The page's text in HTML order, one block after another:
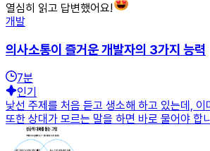
열심히 읽고 답변했어요!
개발
의사소통이 즐거운 개발자의 3가지 능력
7분
인기
낯선 주제를 처음 듣고 생소해 하고 있는데,
또한 상대가 모르는 말을 하면 바로 물어야 합